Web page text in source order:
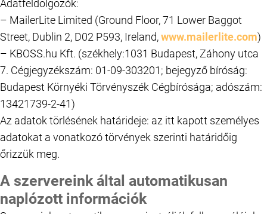
Adatfeldolgozók:
– MailerLite Limited (Ground Floor, 71 Lower Baggot
Street, Dublin 2, D02 P593, Ireland,www.mailerlite.com)
– KBOSS.hu Kft. (székhely:1031 Budapest, Záhony utca
7. Cégjegyzékszám: 01-09-303201; bejegyző bíróság:
Budapest Környéki Törvényszék Cégbírósága; adószám:
13421739-2-41)
Az adatok törlésének határideje: az itt kapott személyes
adatokat a vonatkozó törvények szerinti határidőig
őrizzük meg.
A szervereink által automatikusan
naplózott információk